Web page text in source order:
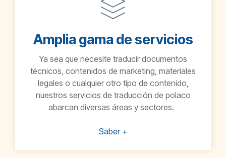
Amplia gama de servicios
Ya sea que necesite traducir documentos
técnicos, contenidos de marketing, materiales
legales o cualquier otro tipo de contenido,
nuestros servicios de traducción de polaco
abarcan diversas áreas y sectores.
Saber +